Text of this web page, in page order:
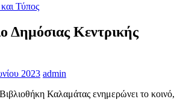
Τύπος
Δημόσιας Κεντρικής
2023 admin
Καλαμάτας ενημερώνει το κοινό,